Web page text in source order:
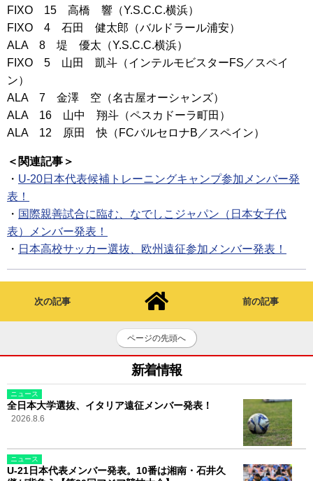
FIXO 15 高橋 響（Y.S.C.C.横浜）
FIXO 4 石田 健太郎（バルドラール浦安）
ALA 8 堤 優太（Y.S.C.C.横浜）
FIXO 5 山田 凱斗（インテルモビスターFS／スペイ
ン）
ALA 7 金澤 空（名古屋オーシャンズ）
ALA 16 山中 翔斗（ペスカドーラ町田）
ALA 12 原田 快（FCバルセロナB／スペイン）
＜関連記事＞
・ U-20日本代表候補トレーニングキャンプ参加メンバー発
表！
・ 国際親善試合に臨む、なでしこジャパン（日本女子代
表）メンバー発表！
・ 日本高校サッカー選抜、欧州遠征参加メンバー発表！
次の記事 前の記事
ページの先頭へ
新着情報
ニュース
全日本大学選抜、イタリア遠征メンバー発表！
2026.8.6
ニュース
U-21日本代表メンバー発表。10番は湘南・石井久